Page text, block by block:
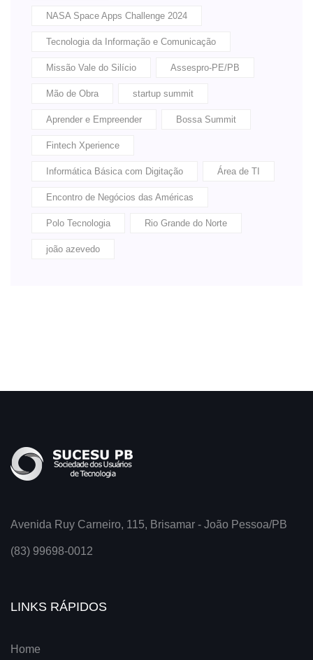
NASA Space Apps Challenge 2024
Tecnologia da Informação e Comunicação
Missão Vale do Silício Assespro-PE/PB
Mão de Obra startup summit
Aprender e Empreender Bossa Summit
Fintech Xperience
Informática Básica com Digitação Área de TI
Encontro de Negócios das Américas
Polo Tecnologia Rio Grande do Norte
joão azevedo
Avenida Ruy Carneiro, 115, Brisamar - João Pessoa/PB
(83) 99698-0012
LINKS RÁPIDOS
Home